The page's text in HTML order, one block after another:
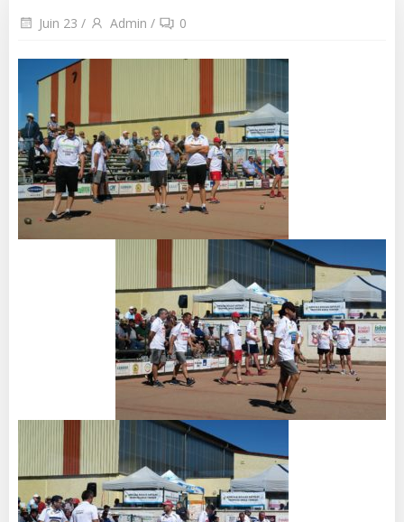
Juin 23 / Admin / 0